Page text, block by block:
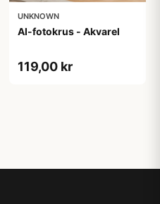
UNKNOWN
AI-fotokrus - Akvarel
119,00 kr